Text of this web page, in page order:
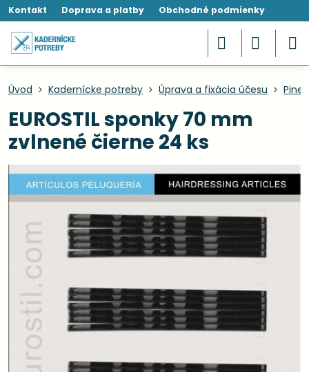
Kontakt Doprava a platby Obchodné podmienky
Úvod Kadernícke potreby Úprava a fixácia účesu
EUROSTIL sponky 70 mm
zvlnené čierne 24 ks